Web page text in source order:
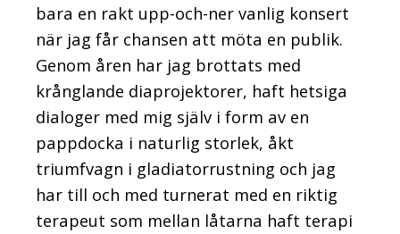
bara en rakt upp-och-ner vanlig konsert
när jag får chansen att möta en publik.
Genom åren har jag brottats med
krånglande diaprojektorer, haft hetsiga
dialoger med mig själv i form av en
pappdocka i naturlig storlek, åkt
triumfvagn i gladiatorrustning och jag
har till och med turnerat med en riktig
terapeut som mellan låtarna haft terapi